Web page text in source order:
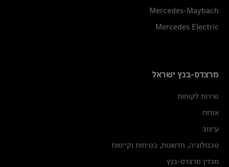
Mercedes-Maybach
Mercedes Electric
מרצדס-בנץ ישראל
שירות לקוחות
אודות
עיצוב
טכנולוגיה, חדשנות, בטיחות וקיימות
מגזין מרצדס-בנץ